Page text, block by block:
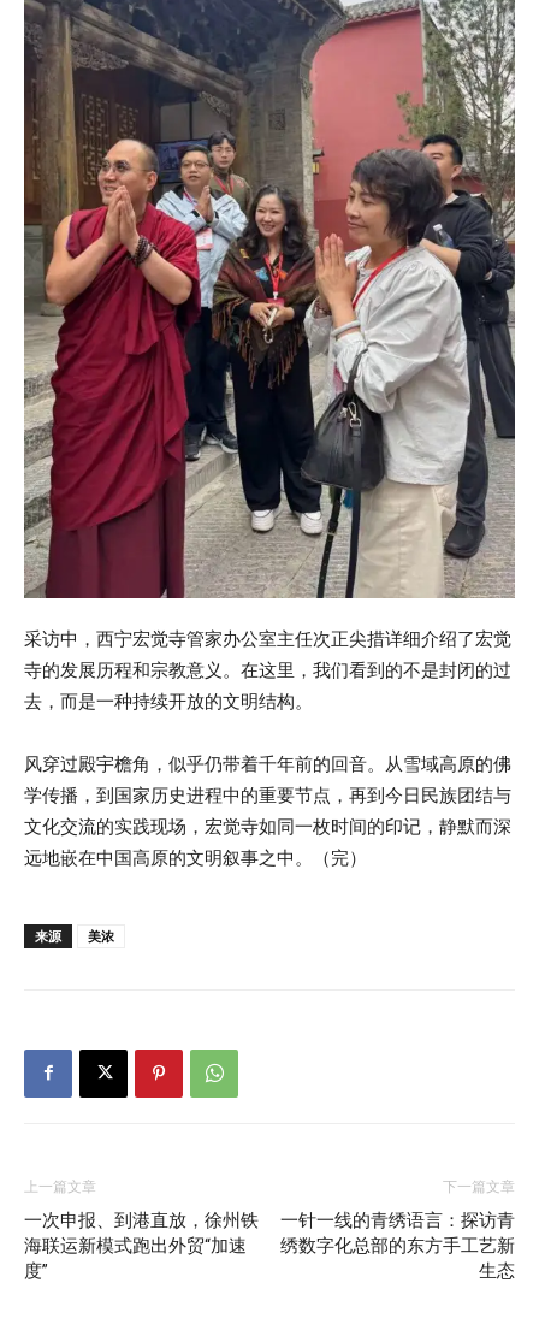
采访中，西宁宏觉寺管家办公室主任次正尖措详细介绍了宏觉
寺的发展历程和宗教意义。在这里，我们看到的不是封闭的过
去，而是一种持续开放的文明结构。
风穿过殿宇檐角，似乎仍带着千年前的回音。从雪域高原的佛
学传播，到国家历史进程中的重要节点，再到今日民族团结与
文化交流的实践现场，宏觉寺如同一枚时间的印记，静默而深
远地嵌在中国高原的文明叙事之中。（完）
来源 美浓
上一篇文章
一次申报、到港直放，徐州铁
海联运新模式跑出外贸“加速
度”
下一篇文章
一针一线的青绣语言：探访青
绣数字化总部的东方手工艺新
生态